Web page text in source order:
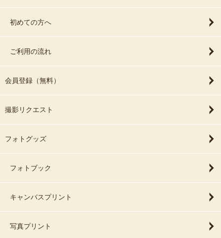
初めての方へ
ご利用の流れ
会員登録（無料）
撮影リクエスト
フォトグッズ
フォトブック
キャンバスプリント
写真プリント